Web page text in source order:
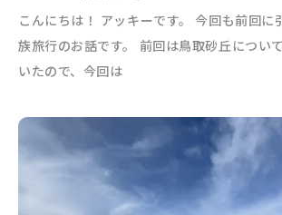
こんにちは！ アッキーです。 今回も前回に
族旅行のお話です。 前回は鳥取砂丘につい
いたので、今回は